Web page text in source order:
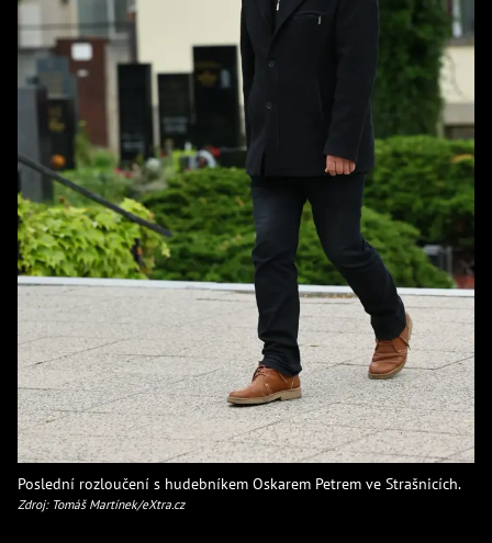
Poslední rozloučení s hudebníkem Oskarem Petrem ve Strašnicích.
Zdroj: Tomáš Martínek/eXtra.cz